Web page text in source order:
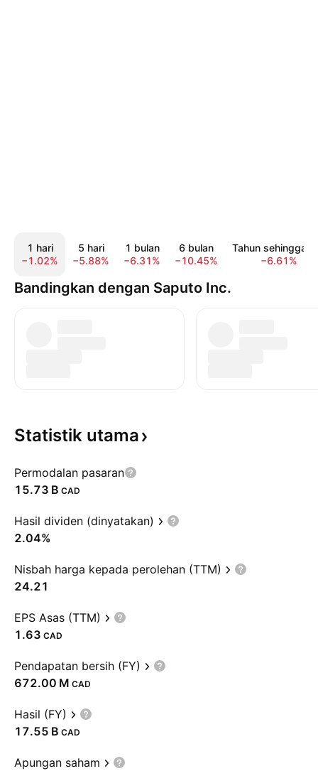
1 hari
−1.02%
5 hari
−5.88%
1 bulan
−6.31%
6 bulan
−10.45%
Tahun sehingga
−6.61%
Bandingkan dengan Saputo Inc.
Statistik utama
Permodalan pasaran
‪15.73 B‬ CAD
Hasil dividen (dinyatakan)
2.04%
Nisbah harga kepada perolehan (TTM)
24.21
EPS Asas (TTM)
1.63 CAD
Pendapatan bersih (FY)
‪672.00 M‬ CAD
Hasil (FY)
‪17.55 B‬ CAD
Apungan saham